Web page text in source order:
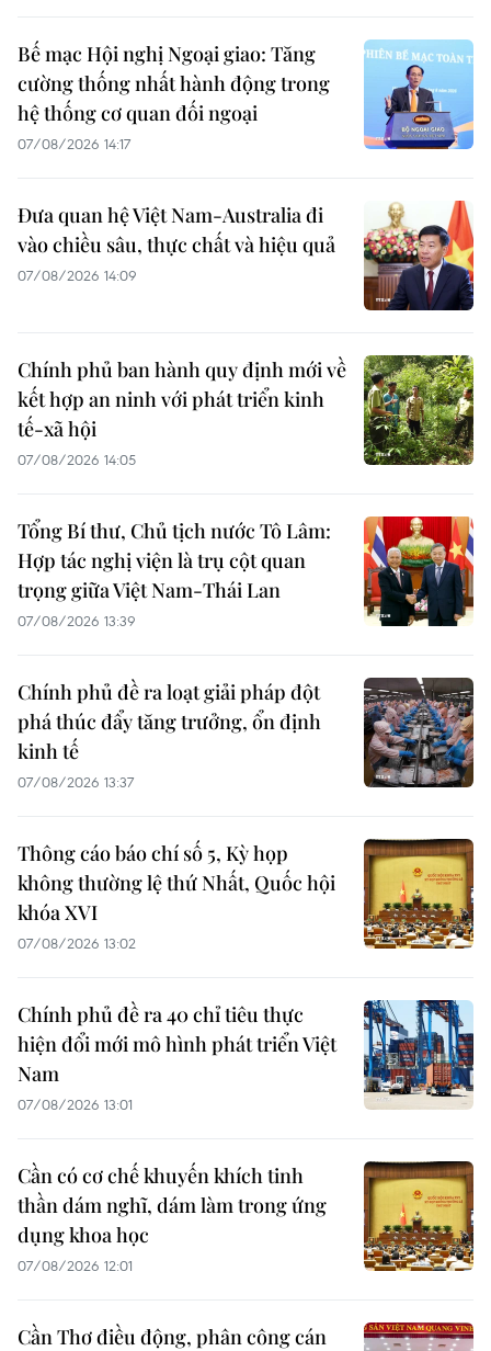
Bế mạc Hội nghị Ngoại giao: Tăng
cường thống nhất hành động trong
hệ thống cơ quan đối ngoại
07/08/2026 14:17
Đưa quan hệ Việt Nam-Australia đi
vào chiều sâu, thực chất và hiệu quả
07/08/2026 14:09
Chính phủ ban hành quy định mới về
kết hợp an ninh với phát triển kinh
tế-xã hội
07/08/2026 14:05
Tổng Bí thư, Chủ tịch nước Tô Lâm:
Hợp tác nghị viện là trụ cột quan
trọng giữa Việt Nam-Thái Lan
07/08/2026 13:39
Chính phủ đề ra loạt giải pháp đột
phá thúc đẩy tăng trưởng, ổn định
kinh tế
07/08/2026 13:37
Thông cáo báo chí số 5, Kỳ họp
không thường lệ thứ Nhất, Quốc hội
khóa XVI
07/08/2026 13:02
Chính phủ đề ra 40 chỉ tiêu thực
hiện đổi mới mô hình phát triển Việt
Nam
07/08/2026 13:01
Cần có cơ chế khuyến khích tinh
thần dám nghĩ, dám làm trong ứng
dụng khoa học
07/08/2026 12:01
Cần Thơ điều động, phân công cán